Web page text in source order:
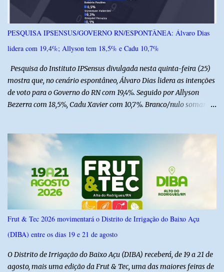
PESQUISA IPSENSUS/GOVERNO RN/ESPONTÂNEA: Álvaro Dias
lidera com 19,4%; Allyson tem 18,5% e Cadu 10,7%
Pesquisa do Instituto IPSensus divulgada nesta quinta-feira (25)
mostra que, no cenário espontâneo, Álvaro Dias lidera as intenções
de voto para o Governo do RN com 19,4%. Seguido por Allyson
Bezerra com 18,5%, Cadu Xavier com 10,7%. Branco/nulo somaram
do Norte entre os dias 18 e 22 de junho de 2026. O levantamento
possui margem de erro de 2,5 pontos percentuais e nível de
confiança de 95%. Registro no TSE: RN-09520/2026
Frut & Tec 2026 movimentará o Distrito de Irrigação do Baixo Açu
(DIBA) entre os dias 19 e 21 de agosto
O Distrito de Irrigação do Baixo Açu (DIBA) receberá, de 19 a 21 de
agosto, mais uma edição da Frut & Tec, uma das maiores feiras de